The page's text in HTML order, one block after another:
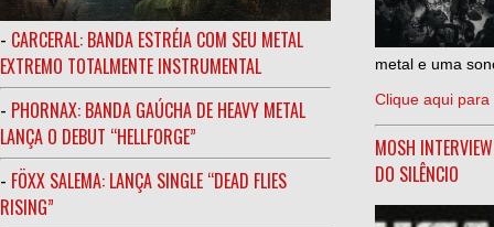
- CARCERAL: BANDA ESTRÉIA COM SEU METAL
EXTREMO TOTALMENTE INSTRUMENTAL
- PHORNAX: BANDA GAÚCHA DE HEAVY METAL
LANÇA O DEBUT “HELLFORGE”
- FÖXX SALEMA: LANÇA SINGLE “DEAD FLIES
RISING”
metal e uma
Clique aqui para
MOSH
DO SILÊNCIO